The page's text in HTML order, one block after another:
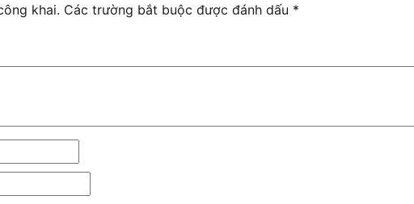
khai. Các trường bắt buộc được đánh dấu *